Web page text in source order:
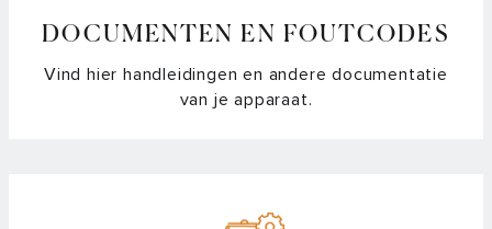
DOCUMENTEN EN FOUTCODES
Vind hier handleidingen en andere documentatie
van je apparaat.